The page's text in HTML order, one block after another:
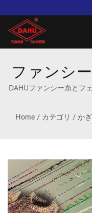
ファンシ
Taiwan
のリーデ
DAHUファンシー糸とフ
かぎ針編みおよびワ
Home / カテゴリ / か